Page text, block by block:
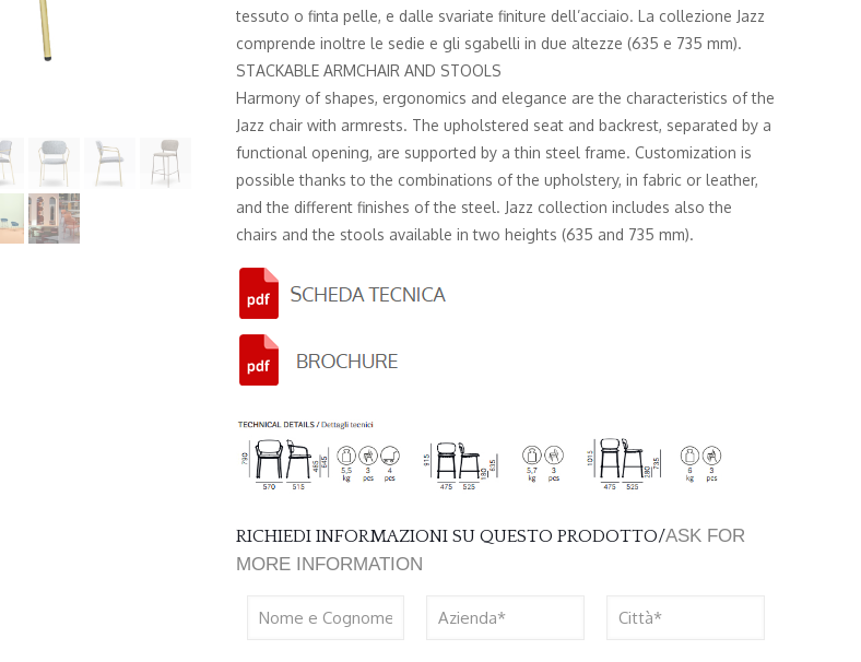
tessuto o finta pelle, e dalle svariate finiture dell’acciaio. La collezione Jazz
comprende inoltre le sedie e gli sgabelli in due altezze (635 e 735 mm).
STACKABLE ARMCHAIR AND STOOLS
Harmony of shapes, ergonomics and elegance are the characteristics of the
Jazz chair with armrests. The upholstered seat and backrest, separated by a
functional opening, are supported by a thin steel frame. Customization is
possible thanks to the combinations of the upholstery, in fabric or leather,
and the different finishes of the steel. Jazz collection includes also the
chairs and the stools available in two heights (635 and 735 mm).
RICHIEDI INFORMAZIONI SU QUESTO PRODOTTO/ASK FOR
MORE INFORMATION